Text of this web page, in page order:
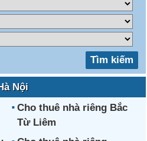
Nội
Cho thuê nhà riêng Bắc
Từ Liêm